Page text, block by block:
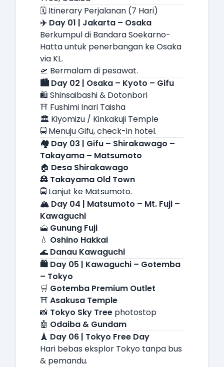
🗓️ Itinerary Perjalanan (7 Hari)
✈️ Day 01 | Jakarta – Osaka
Berkumpul di Bandara Soekarno-
Hatta untuk penerbangan ke Osaka
via KL.
🛫 Bermalam di pesawat.
🏙️ Day 02 | Osaka – Kyoto – Gifu
🛍️ Shinsaibashi & Dotonbori
⛩️ Fushimi Inari Taisha
🏛️ Kiyomizu / Kinkakuji Temple
🚍 Menuju Gifu, check-in hotel.
🏘️ Day 03 | Gifu – Shirakawago –
Takayama – Matsumoto
🏠 Desa Shirakawago
🏯 Takayama Old Town
🚍 Lanjut ke Matsumoto.
🏔️ Day 04 | Matsumoto – Mt. Fuji –
Kawaguchi
🗻 Gunung Fuji
💧 Oshino Hakkai
🌊 Danau Kawaguchi
🛍️ Day 05 | Kawaguchi – Gotemba
– Tokyo
🛒 Gotemba Premium Outlet
⛩️ Asakusa Temple
📸 Tokyo Sky Tree photostop
🤖 Odaiba & Gundam
🗼 Day 06 | Tokyo Free Day
Hari bebas eksplor Tokyo tanpa bus
& pemandu.